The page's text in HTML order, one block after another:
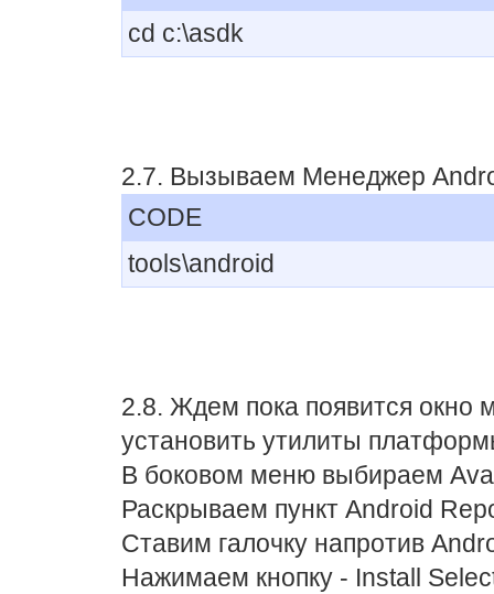
cd c:\asdk
2.7. Вызываем Менеджер
CODE
tools\android
2.8. Ждем пока появится окно
установить утилиты
В боковом меню выбираем
Раскрываем пункт Android
Ставим галочку напротив
Нажимаем кнопку - Install